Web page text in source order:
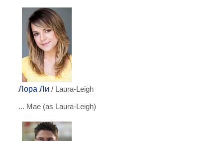
Лора Ли / Laura-Leigh
... Mae (as Laura-Leigh)